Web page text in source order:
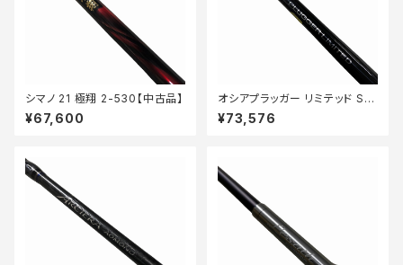
シマノ 21 極翔 2-530【中古品】
¥67,600
オシアプラッガー リミテッド S71
0H【中古品】
¥73,576